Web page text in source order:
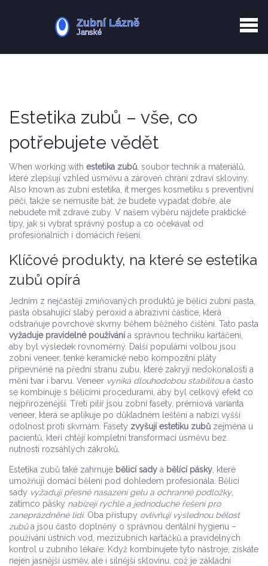
Zotavení po extrakci
Estetika zubů – vše, co
potřebujete vědět
When working with estetika zubů soubor technik a materiálů,
které zlepšují vzhled úsměvu a zároveň chrání zdraví skloviny
Also known as zubní estetika , it merges kosmetiku s preventivní
péčí, takže se nemusíte bát, že budete vypadat dobře, ale
nebudete mít zdravé zuby. V našem výběru najdete praktické
tipy, jak si vybrat správný postup a co očekávat od
profesionálních i domácích řešení.
Klíčové produkty, na které se estetika
zubů opírá
Jedním z nejčastěji zmiňovaných produktů je bělící zubní pasta
pasta obsahující slabý peroxid a abrazivní částice, která
odstraňuje povrchové skvrny během běžného čištění . Tato pasta
vyžaduje pravidelné používání a správnou techniku kartáčení,
aby byl výsledek rovnoměrný. Další populární volbou jsou
zobní veneer, tenké keramické nebo kompozitní pláty
připevněné na přední stranu zubu, které zakryjí nedokonalosti a
mění tvar i barvu . Veneer vyniká dlouhodobou stabilitoua často
se kombinuje s bělicími procedurami, aby byl celkový efekt co
nejpřirozenější. Třetí pilíř jsou zobní fasety prémiová varianta
veneer, která se aplikuje po důkladném leštění a nabízí vyšší
odolnost proti skvrnám . Fasety zvyšují estetiku zubů zejména u
pacientů, kteří chtějí kompletní transformaci úsměvu bez
nutnosti rozsáhlých zákroků.
Estetika zubů také zahrnuje bělicí sady a bělící pásky , které
umožňují domácí bělení pod dohledem profesionála. Bělicí
sady vyžadují přesné nasazení gelu a ochranné podložky,
zatímco pásky nabízejí rychlé a jednoduché řešení pro
zaneprázdněné lidi. Oba přístupy ovlivňují výslednou bělost
zubůa jsou často doplněny o správnou dentální hygienu –
používání ústních vod, mezizubních kartáčků a pravidelných
kontrol u zubního lékaře. Když kombinujete tyto nástroje, získáte
nejen jasnější úsměv, ale i silnější sklovinu, což je základní